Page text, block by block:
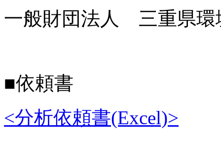
一般財団法人 三重県
■依頼書
<分析依頼書(Excel)>